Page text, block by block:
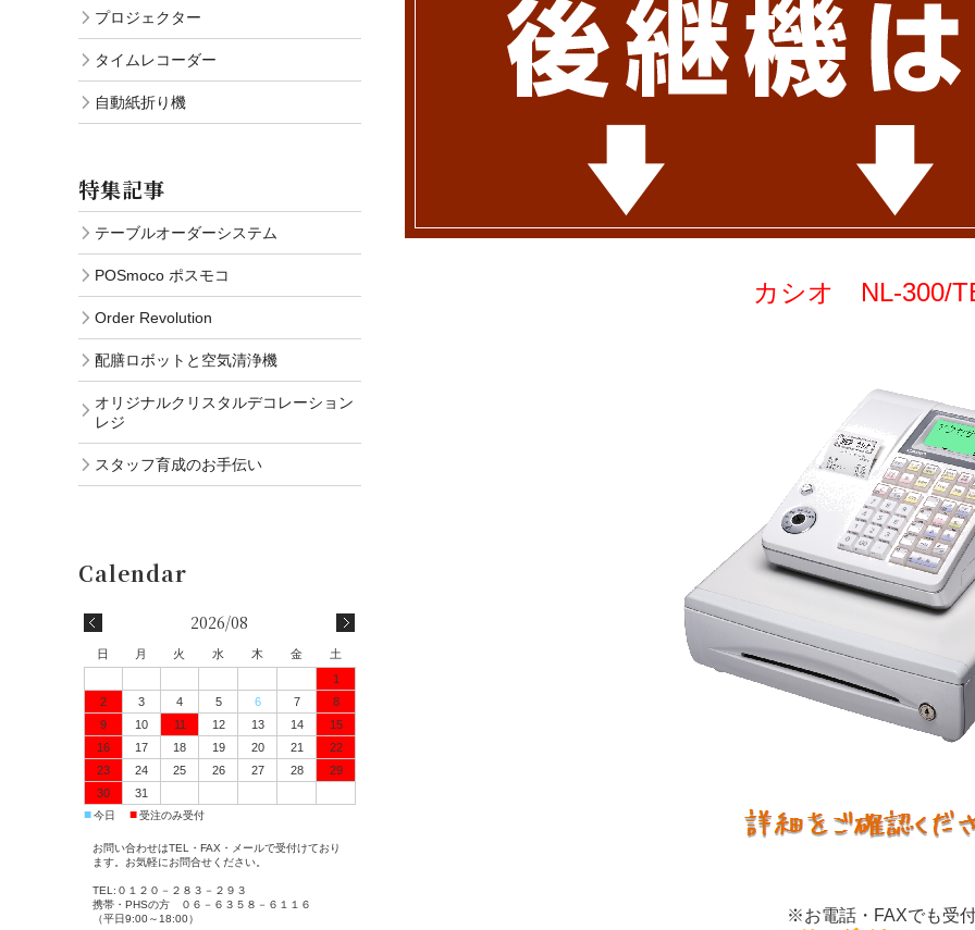
カシオ NL-300/
※お電話・FAXでも受
プロジェクター
タイムレコーダー
自動紙折り機
特集記事
テーブルオーダーシステム
POSmoco ポスモコ
Order Revolution
配膳ロボットと空気清浄機
オリジナルクリスタルデコレーション
レジ
スタッフ育成のお手伝い
2026/08
日 月 火 水 木 金
土
1
2
3 4 5 6 7
8
9
10 11 12 13 14
15
16
17 18 19 20 21
22
23
24 25 26 27 28
29
30
31
■今日 ■受注のみ受付
お問い合わせはTEL・FAX・メールで受付けており
ます。お気軽にお問合せください。
TEL:０１２０－２８３－２９３
携帯・PHSの方 ０６－６３５８－６１１６
（平日9:00～18:00）